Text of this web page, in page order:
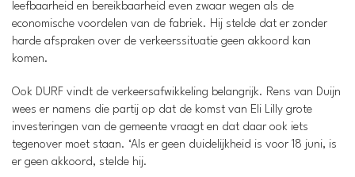
leefbaarheid en bereikbaarheid even zwaar wegen als de
economische voordelen van de fabriek. Hij stelde dat er zonder
harde afspraken over de verkeerssituatie geen akkoord kan
komen.
Ook DURF vindt de verkeersafwikkeling belangrijk. Rens van Duijn
wees er namens die partij op dat de komst van Eli Lilly grote
investeringen van de gemeente vraagt en dat daar ook iets
tegenover moet staan. ‘Als er geen duidelijkheid is voor 18 juni, is
er geen akkoord, stelde hij.